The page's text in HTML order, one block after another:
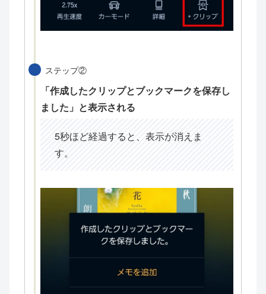
ステップ②
「作成したクリップとブックマークを保存し
ました」と表示される
5秒ほど経過すると、表示が消えま
す。